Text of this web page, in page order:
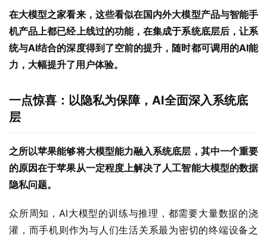
在大模型之家看来，这些看似在国内外大模型产品与智能手
机产品上都已经上线过的功能，在集成于系统底层后，让系
统与AI结合的深度得到了空前的提升，随时都可调用的AI能
力，大幅提升了用户体验。
一点惊喜：以隐私为保障，AI全面深入系统底
层
之所以苹果能够将大模型能力融入系统底层，其中一个重要
的原因在于苹果从一定程度上解决了人工智能大模型的数据
隐私问题。
众所周知，AI大模型的训练与推理，都需要大量数据的浇
灌，而手机则作为与人们生活关系最为密切的终端设备之